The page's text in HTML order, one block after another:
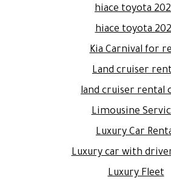
hiace toyota
hiace toyota
Kia Carnival for
Land cruiser
land cruiser rental
Limousine
Luxury Car
Luxury car with
Luxury Fleet